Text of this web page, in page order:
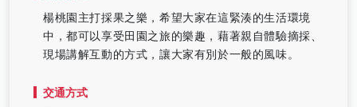
楊桃園主打採果之樂，希望大家在這緊湊的生活環境
中，都可以享受田園之旅的樂趣，藉著親自體驗摘採、
現場講解互動的方式，讓大家有別於一般的風味。
交通方式